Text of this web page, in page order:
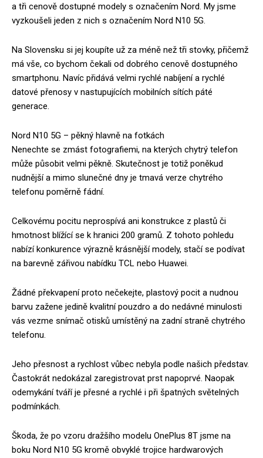
a tři cenově dostupné modely s označením Nord. My jsme
vyzkoušeli jeden z nich s označením Nord N10 5G.
Na Slovensku si jej koupíte už za méně než tři stovky, přičemž
má vše, co bychom čekali od dobrého cenově dostupného
smartphonu. Navíc přidává velmi rychlé nabíjení a rychlé
datové přenosy v nastupujících mobilních sítích páté
generace.
Nord N10 5G – pěkný hlavně na fotkách
Nenechte se zmást fotografiemi, na kterých chytrý telefon
může působit velmi pěkně. Skutečnost je totiž poněkud
nudnější a mimo slunečné dny je tmavá verze chytrého
telefonu poměrně fádní.
Celkovému pocitu neprospívá ani konstrukce z plastů či
hmotnost blížící se k hranici 200 gramů. Z tohoto pohledu
nabízí konkurence výrazně krásnější modely, stačí se podívat
na barevně zářivou nabídku TCL nebo Huawei.
Žádné překvapení proto nečekejte, plastový pocit a nudnou
barvu zažene jedině kvalitní pouzdro a do nedávné minulosti
vás vezme snímač otisků umístěný na zadní straně chytrého
telefonu.
Jeho přesnost a rychlost vůbec nebyla podle našich představ.
Častokrát nedokázal zaregistrovat prst napoprvé. Naopak
odemykání tváří je přesné a rychlé i při špatných světelných
podmínkách.
Škoda, že po vzoru dražšího modelu OnePlus 8T jsme na
boku Nord N10 5G kromě obvyklé trojice hardwarových